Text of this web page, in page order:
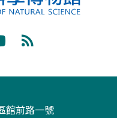
閱
館前路一號